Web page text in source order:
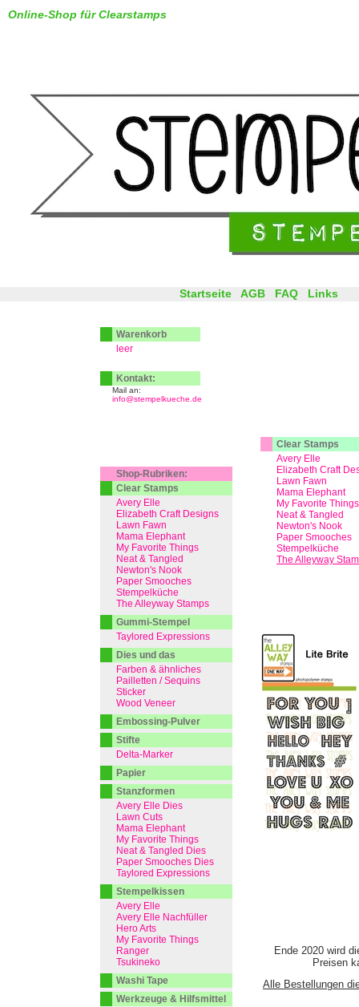
Online-Shop für Clearstamps
Clear Stamps
Avery Elle
Elizabeth Craft
Lawn Fawn
Mama Elephant
My Favorite Things
Neat & Tangled
Newton's Nook
Paper Smooches
Stempelküche
The Alleyway
Ende 2020 wird
Preisen
Alle Bestellungen
Startseite AGB FAQ Links
Warenkorb
leer
Kontakt:
Mail an:
info@stempelkueche.de
Shop-Rubriken:
Clear Stamps
Avery Elle
Elizabeth Craft Designs
Lawn Fawn
Mama Elephant
My Favorite Things
Neat & Tangled
Newton's Nook
Paper Smooches
Stempelküche
The Alleyway Stamps
Gummi-Stempel
Taylored Expressions
Dies und das
Farben & ähnliches
Pailletten / Sequins
Sticker
Wood Veneer
Embossing-Pulver
Stifte
Delta-Marker
Papier
Stanzformen
Avery Elle Dies
Lawn Cuts
Mama Elephant
My Favorite Things
Neat & Tangled Dies
Paper Smooches Dies
Taylored Expressions
Stempelkissen
Avery Elle
Avery Elle Nachfüller
Hero Arts
My Favorite Things
Ranger
Tsukineko
Washi Tape
Werkzeuge & Hilfsmittel